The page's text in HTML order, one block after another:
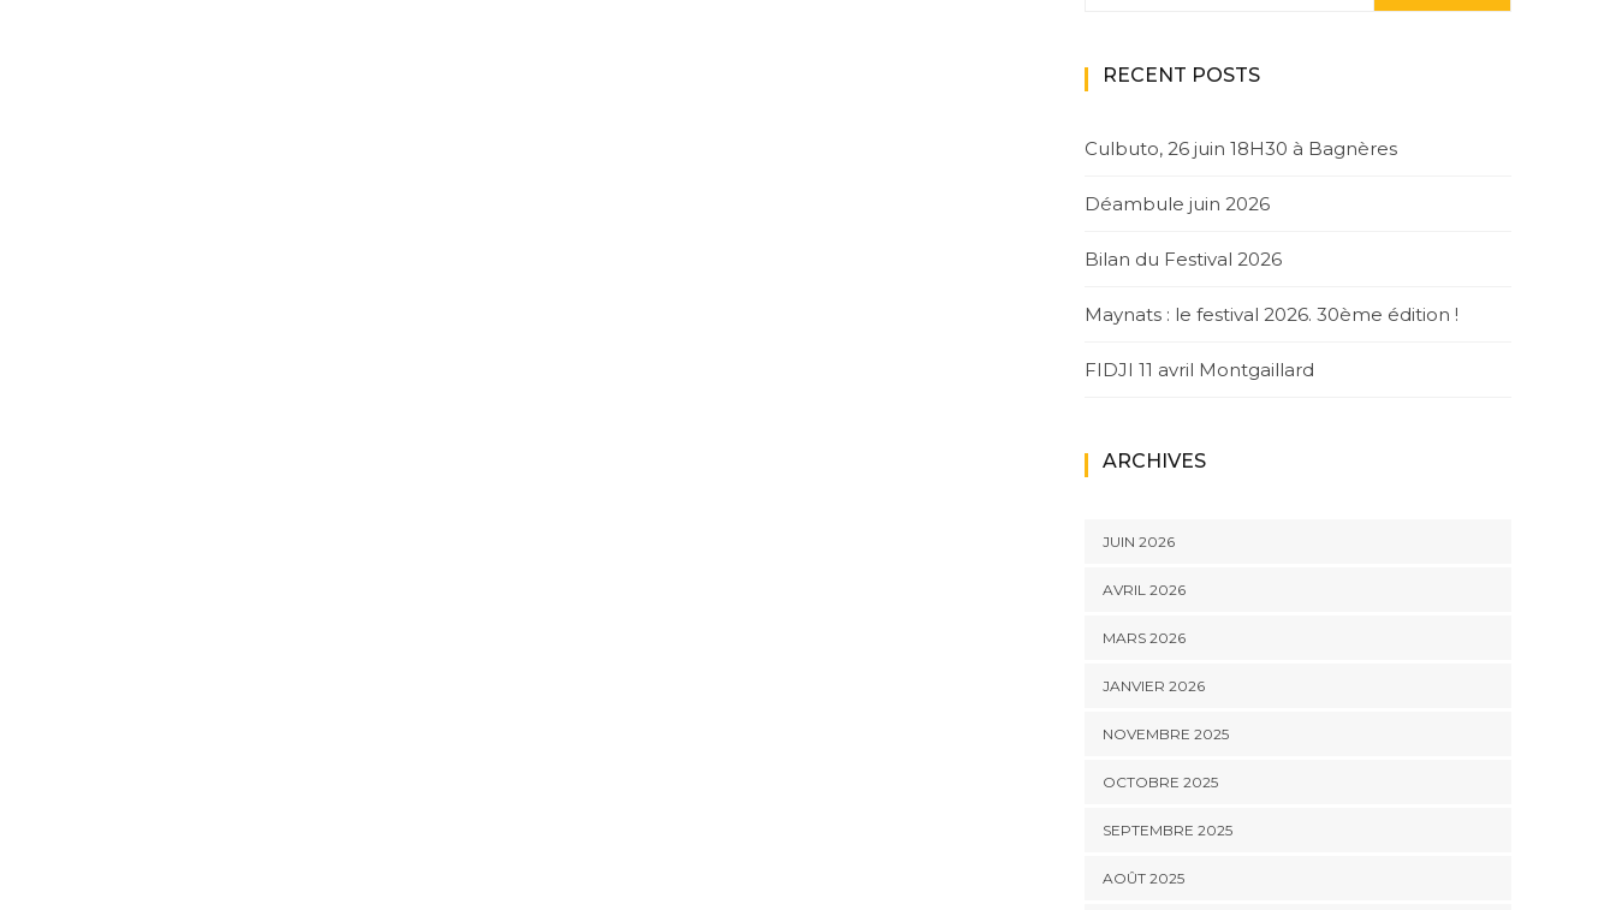
RECENT POSTS
Culbuto, 26 juin 18H30 à Bagnères
Déambule juin 2026
Bilan du Festival 2026
Maynats : le festival 2026. 30ème édition !
FIDJI 11 avril Montgaillard
ARCHIVES
JUIN 2026
AVRIL 2026
MARS 2026
JANVIER 2026
NOVEMBRE 2025
OCTOBRE 2025
SEPTEMBRE 2025
AOÛT 2025